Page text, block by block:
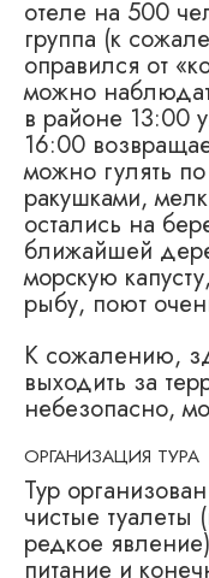
отеле на 500
группа (к
оправился от
можно
в районе 13:00
16:00
можно гулять
ракушками,
остались на
ближайшей
морскую
рыбу, поют
К сожалению,
выходить за
небезопасно,
ОРГАНИЗАЦИЯ ТУРА
Тур
чистые
редкое
питание и